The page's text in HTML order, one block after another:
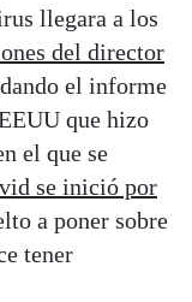
llegara a los
del director
el informe
que hizo
el que se
se inició por
a poner sobre
tener